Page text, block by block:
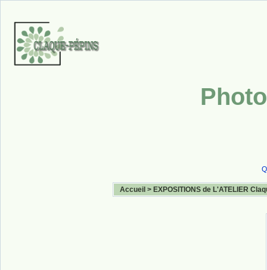
Accueil > EXPOSITIONS de L'ATELIER